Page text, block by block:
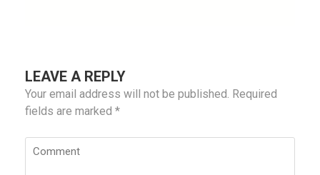
LEAVE A REPLY
Your email address will not be published. Required
fields are marked *
Comment